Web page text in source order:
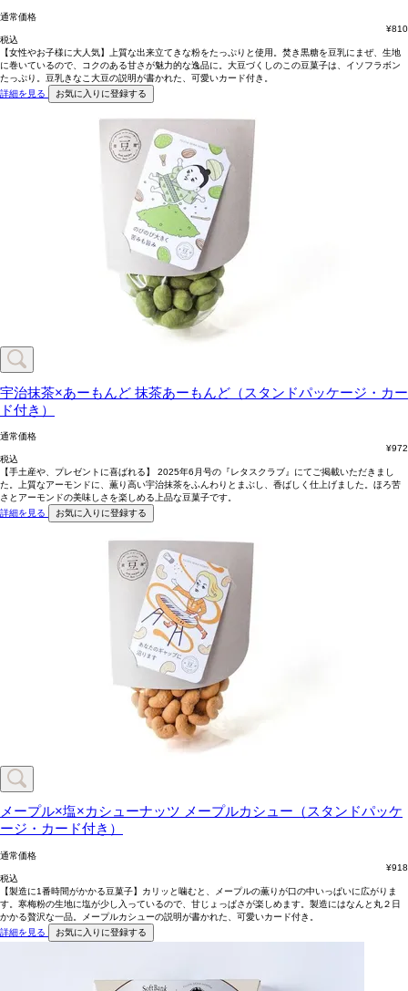
通常価格
¥810
税込
【女性やお子様に大人気】上質な出来立てきな粉をたっぷりと使用。焚き黒糖を豆乳にまぜ、生地
に巻いているので、コクのある甘さが魅力的な逸品に。大豆づくしのこの豆菓子は、イソフラボン
たっぷり。豆乳きなこ大豆の説明が書かれた、可愛いカード付き。
詳細を見る
お気に入りに登録する
宇治抹茶×あーもんど 抹茶あーもんど（スタンドパッケージ・カー
ド付き）
通常価格
¥972
税込
【手土産や、プレゼントに喜ばれる】 2025年6月号の『レタスクラブ』にてご掲載いただきまし
た。上質なアーモンドに、薫り高い宇治抹茶をふんわりとまぶし、香ばしく仕上げました。ほろ苦
さとアーモンドの美味しさを楽しめる上品な豆菓子です。
詳細を見る
お気に入りに登録する
メープル×塩×カシューナッツ メープルカシュー（スタンドパッケ
ージ・カード付き）
通常価格
¥918
税込
【製造に1番時間がかかる豆菓子】カリッと噛むと、メープルの薫りが口の中いっぱいに広がりま
す。寒梅粉の生地に塩が少し入っているので、甘じょっぱさが楽しめます。製造にはなんと丸２日
かかる贅沢な一品。メープルカシューの説明が書かれた、可愛いカード付き。
詳細を見る
お気に入りに登録する